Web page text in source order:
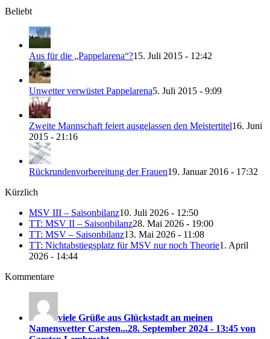
Beliebt
Aus für die „Pappelarena“?15. Juli 2015 - 12:42
Unwetter verwüstet Pappelarena5. Juli 2015 - 9:09
Zweite Mannschaft feiert ausgelassen den Meistertitel16. Juni
2015 - 21:16
Rückrundenvorbereitung der Frauen19. Januar 2016 - 17:32
Kürzlich
MSV III – Saisonbilanz10. Juli 2026 - 12:50
TT: MSV II – Saisonbilanz28. Mai 2026 - 19:00
TT: MSV – Saisonbilanz13. Mai 2026 - 11:08
TT: Nichtabstiegsplatz für MSV nur noch Theorie1. April
2026 - 14:44
Kommentare
viele Grüße aus Glückstadt an meinen
Namensvetter Carsten...28. September 2024 - 13:45 von